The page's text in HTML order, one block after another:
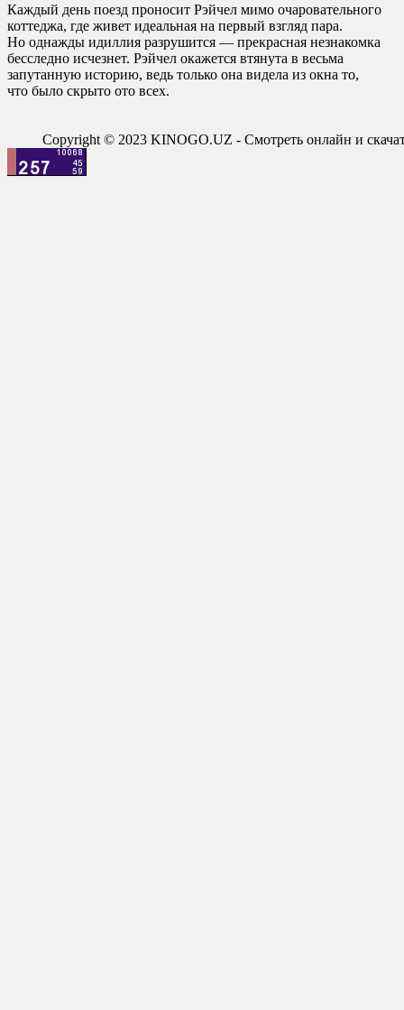
Каждый день поезд проносит Рэйчел мимо очаровательного
коттеджа, где живет идеальная на первый взгляд пара.
Но однажды идиллия разрушится — прекрасная незнакомка
бесследно исчезнет. Рэйчел окажется втянута в весьма
запутанную историю, ведь только она видела из окна то,
что было скрыто ото всех.
Copyright © 2023 KINOGO.UZ - Смотреть онлайн и